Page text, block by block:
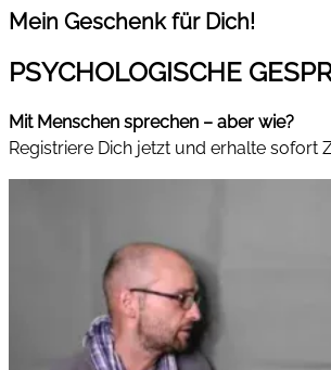
Mein Geschenk für Dich!
PSYCHOLOGISCHE
Mit Menschen sprechen – aber wie?
Registriere Dich jetzt und erhalte sofort